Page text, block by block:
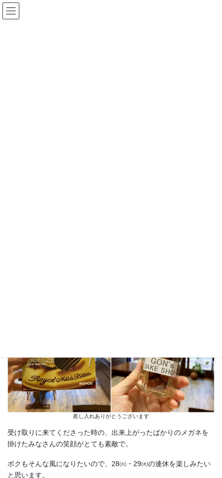
コ
ン
ナ
ビ
差し入れありがとうございます
受け取りに来てくださった時の、出来上がったばかりのメガネを
掛けたみなさんの笑顔がとても素敵で。
ボクもそんな風になりたいので、28㈫・29㈬の連休を楽しみたい
と思います。